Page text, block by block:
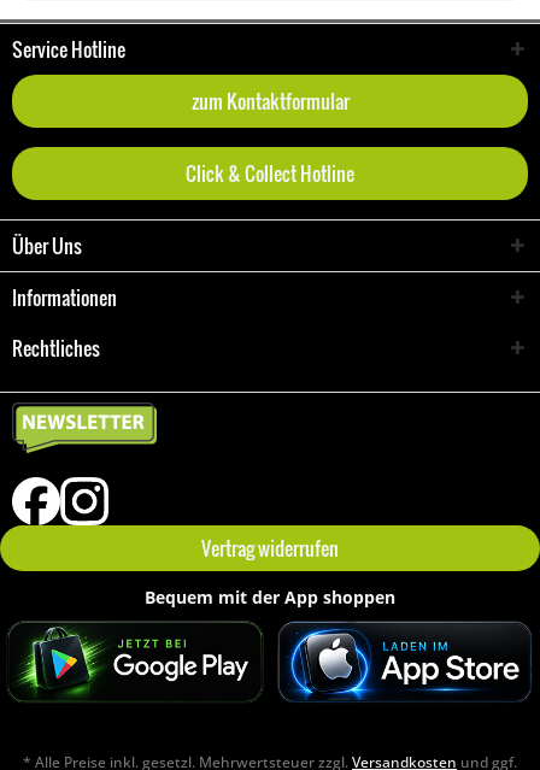
Service Hotline
zum Kontaktformular
Click & Collect Hotline
Über Uns
Informationen
Rechtliches
Vertrag widerrufen
Bequem mit der App shoppen
* Alle Preise inkl. gesetzl. Mehrwertsteuer zzgl.Versandkosten und ggf.